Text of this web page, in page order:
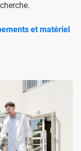
et matériel